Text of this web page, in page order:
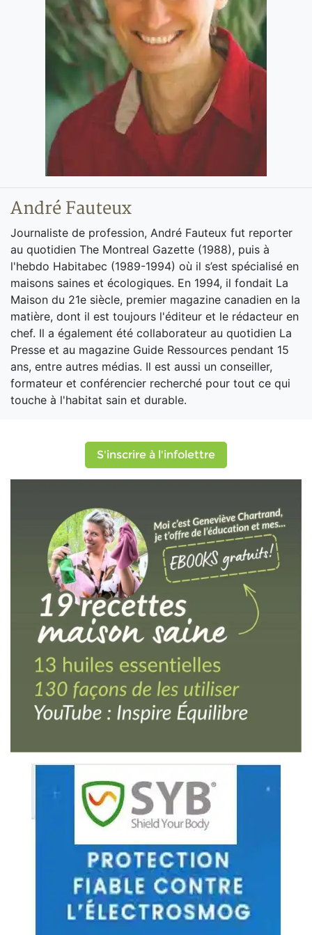
André Fauteux
Journaliste de profession, André Fauteux fut reporter
au quotidien The Montreal Gazette (1988), puis à
l'hebdo Habitabec (1989-1994) où il s’est spécialisé en
maisons saines et écologiques. En 1994, il fondait La
Maison du 21e siècle, premier magazine canadien en la
matière, dont il est toujours l'éditeur et le rédacteur en
chef. Il a également été collaborateur au quotidien La
Presse et au magazine Guide Ressources pendant 15
ans, entre autres médias. Il est aussi un conseiller,
formateur et conférencier recherché pour tout ce qui
touche à l'habitat sain et durable.
S'inscrire à l'infolettre